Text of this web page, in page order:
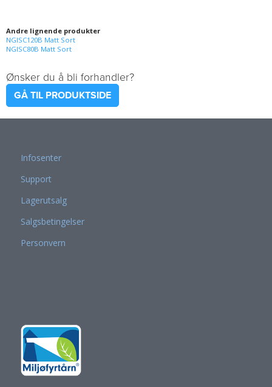
Andre lignende produkter
NGISC120B Matt Sort
NGISC80B Matt Sort
Ønsker du å bli forhandler?
GÅ TIL PRODUKTSIDE
Infosenter
Support
Lagerutsalg
Salgsbetingelser
Personvern